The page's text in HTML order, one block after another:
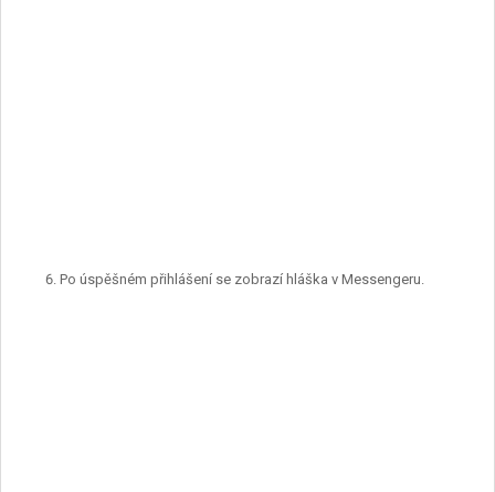
Po úspěšném přihlášení se zobrazí hláška v Messengeru.